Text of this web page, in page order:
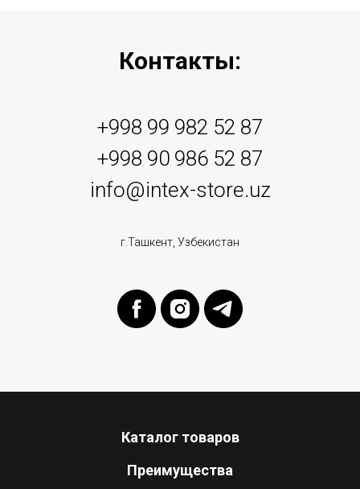
Контакты:
+998 99 982 52 87
+998 90 986 52 87
info@intex-store.uz
г.Ташкент, Узбекистан
Каталог товаров
Преимущества